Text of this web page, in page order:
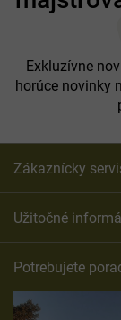
Exkluzívne
horúce novinky
Zákaznícky
Užitočné
Potrebujete